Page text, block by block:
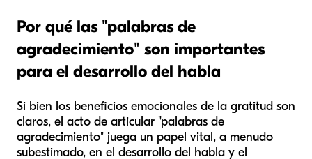
Por qué las "palabras de
agradecimiento" son importantes
para el desarrollo del habla
Si bien los beneficios emocionales de la gratitud son
claros, el acto de articular "palabras de
agradecimiento" juega un papel vital, a menudo
subestimado, en el desarrollo del habla y el